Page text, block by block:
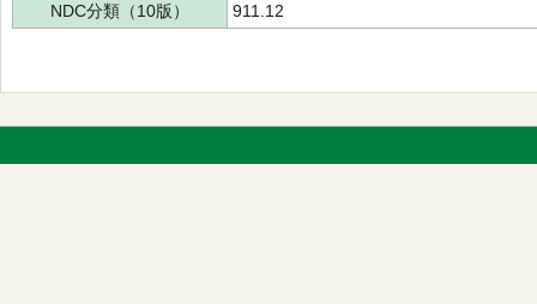
NDC分類（10版）
911.12